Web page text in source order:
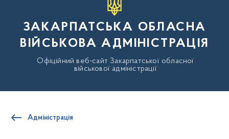
ЗАКАРПАТСЬКА ОБЛАСНА
ВІЙСЬКОВА АДМІНІСТРАЦІЯ
Офіційний веб-сайт Закарпатської обласної
військової адміністрації
Адміністрація